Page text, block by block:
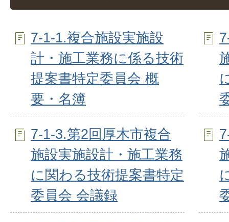
7-1-1.複合施設実施設
計・施工業務に係る技術
提案書特定委員会 概
要・名簿
7-1-3.第2回厚木市複合
施設実施設計・施工業務
に関わる技術提案書特定
委員会 会議録